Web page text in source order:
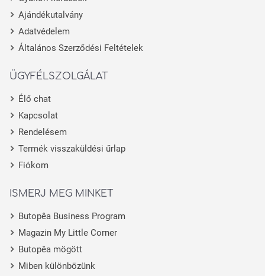
Ajándékutalvány
Adatvédelem
Általános Szerződési Feltételek
ÜGYFÉLSZOLGÁLAT
Élő chat
Kapcsolat
Rendelésem
Termék visszaküldési űrlap
Fiókom
ISMERJ MEG MINKET
Butopêa Business Program
Magazin My Little Corner
Butopêa mögött
Miben különbözünk